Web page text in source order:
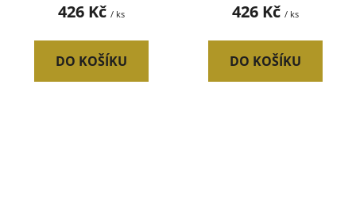
426 Kč / ks
DO KOŠÍKU
426 Kč / ks
DO KOŠÍKU